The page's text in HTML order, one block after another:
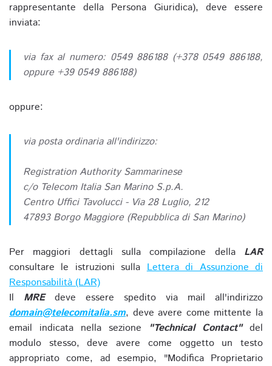
rappresentante della Persona Giuridica), deve essere
inviata:
via fax al numero: 0549 886188 (+378 0549 886188,
oppure +39 0549 886188)
oppure:
via posta ordinaria all'indirizzo:
Registration Authority Sammarinese
c/o Telecom Italia San Marino S.p.A.
Centro Uffici Tavolucci - Via 28 Luglio, 212
47893 Borgo Maggiore (Repubblica di San Marino)
Per maggiori dettagli sulla compilazione della LAR
consultare le istruzioni sullaLettera di Assunzione di
Responsabilità (LAR)
Il MREdeve essere spedito via mail all'indirizzo
domain@telecomitalia.sm, deve avere come mittente la
email indicata nella sezione
"Technical Contact"del
modulo stesso, deve avere come oggetto un testo
appropriato come, ad esempio, "Modifica Proprietario